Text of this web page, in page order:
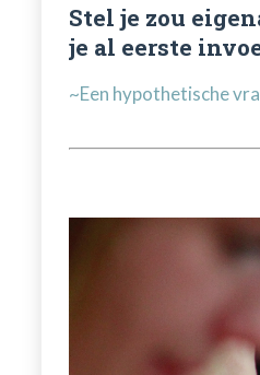
Stel je zou
je al eerste
~Een hypothetische